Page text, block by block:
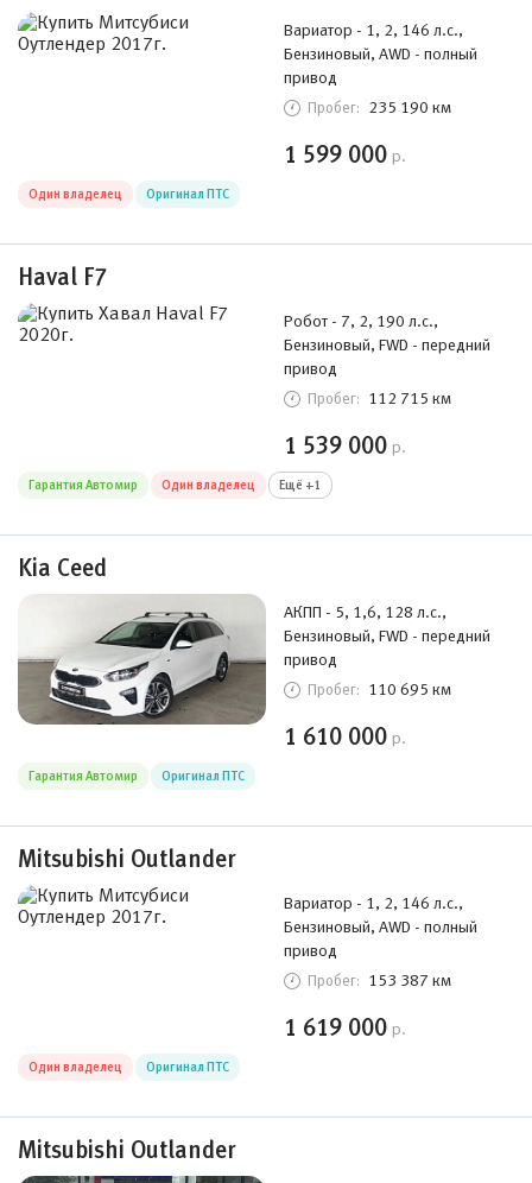
Вариатор - 1, 2, 146 л.с.,
Бензиновый, AWD - полный
привод
Пробег: 235 190 км
1 599 000 р.
Один владелец Оригинал ПТС
Haval F7
Робот - 7, 2, 190 л.с.,
Бензиновый, FWD - передний
привод
Пробег: 112 715 км
1 539 000 р.
Гарантия Автомир Один владелец Ещё +1
Kia Ceed
АКПП - 5, 1,6, 128 л.с.,
Бензиновый, FWD - передний
привод
Пробег: 110 695 км
1 610 000 р.
Гарантия Автомир Оригинал ПТС
Mitsubishi Outlander
Вариатор - 1, 2, 146 л.с.,
Бензиновый, AWD - полный
привод
Пробег: 153 387 км
1 619 000 р.
Один владелец Оригинал ПТС
Mitsubishi Outlander